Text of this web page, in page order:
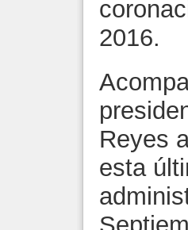
2016.
Reyes
esta